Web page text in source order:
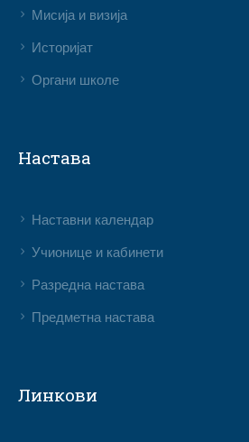
Мисија и визија
Историјат
Органи школе
Настава
Наставни календар
Учионице и кабинети
Разредна настава
Предметна настава
Линкови